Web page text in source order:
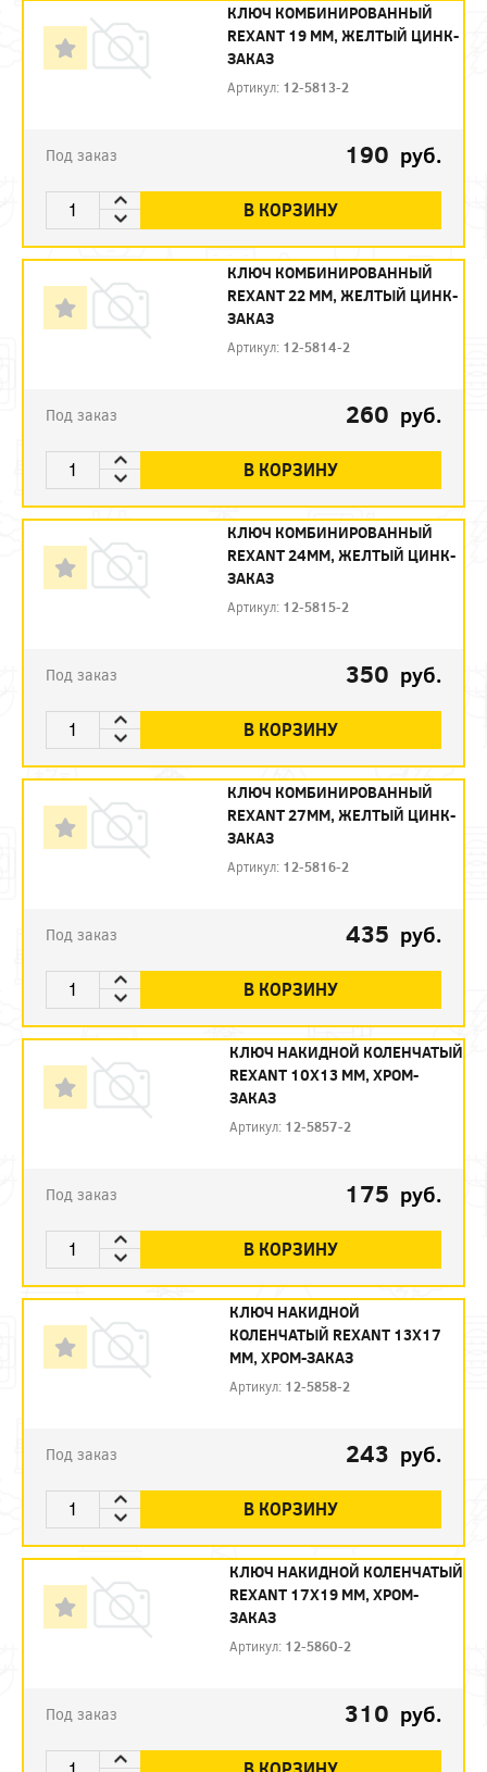
КЛЮЧ КОМБИНИРОВАННЫЙ
REXANT 19 ММ, ЖЕЛТЫЙ ЦИНК-
ЗАКАЗ
Артикул: 12-5813-2
Под заказ 190 руб.
В КОРЗИНУ
КЛЮЧ КОМБИНИРОВАННЫЙ
REXANT 22 ММ, ЖЕЛТЫЙ ЦИНК-
ЗАКАЗ
Артикул: 12-5814-2
Под заказ 260 руб.
В КОРЗИНУ
КЛЮЧ КОМБИНИРОВАННЫЙ
REXANT 24ММ, ЖЕЛТЫЙ ЦИНК-
ЗАКАЗ
Артикул: 12-5815-2
Под заказ 350 руб.
В КОРЗИНУ
КЛЮЧ КОМБИНИРОВАННЫЙ
REXANT 27ММ, ЖЕЛТЫЙ ЦИНК-
ЗАКАЗ
Артикул: 12-5816-2
Под заказ 435 руб.
В КОРЗИНУ
КЛЮЧ НАКИДНОЙ КОЛЕНЧАТЫЙ
REXANT 10Х13 ММ, ХРОМ-
ЗАКАЗ
Артикул: 12-5857-2
Под заказ 175 руб.
В КОРЗИНУ
КЛЮЧ НАКИДНОЙ
КОЛЕНЧАТЫЙ REXANT 13Х17
ММ, ХРОМ-ЗАКАЗ
Артикул: 12-5858-2
Под заказ 243 руб.
В КОРЗИНУ
КЛЮЧ НАКИДНОЙ КОЛЕНЧАТЫЙ
REXANT 17Х19 ММ, ХРОМ-
ЗАКАЗ
Артикул: 12-5860-2
Под заказ 310 руб.